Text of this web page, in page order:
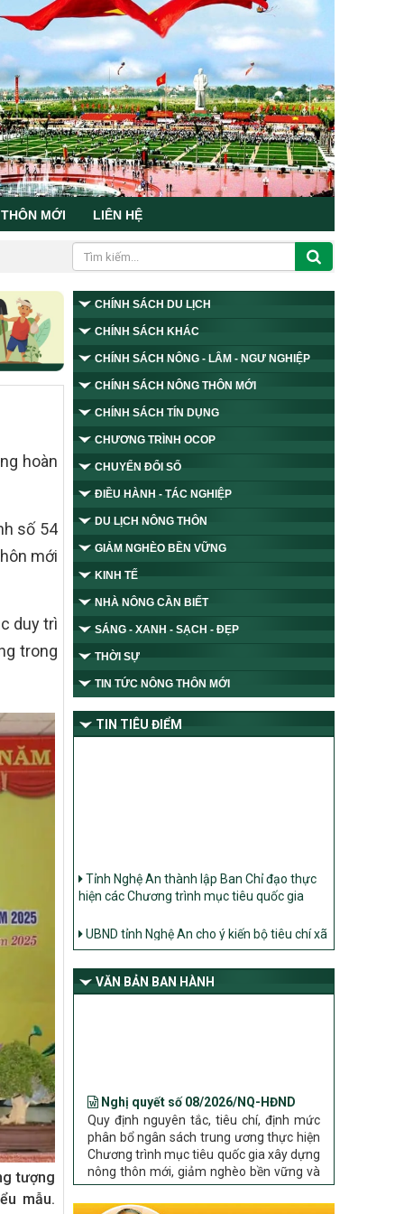
MỚI LIÊN HỆ
hoàn
số 54
mới
duy trì
trong
tượng
mẫu.
CHÍNH SÁCH DU LỊCH
CHÍNH SÁCH KHÁC
CHÍNH SÁCH NÔNG - LÂM - NGƯ NGHIỆP
CHÍNH SÁCH NÔNG THÔN MỚI
CHÍNH SÁCH TÍN DỤNG
CHƯƠNG TRÌNH OCOP
CHUYỂN ĐỔI SỐ
ĐIỀU HÀNH - TÁC NGHIỆP
DU LỊCH NÔNG THÔN
GIẢM NGHÈO BỀN VỮNG
KINH TẾ
NHÀ NÔNG CẦN BIẾT
SÁNG - XANH - SẠCH - ĐẸP
THỜI SỰ
TIN TỨC NÔNG THÔN MỚI
TIN TIÊU ĐIỂM
hiện các Chương trình mục tiêu quốc gia
Nông thôn mới
Chỉ thị về đẩy mạnh thực hiện Chương trình
mục tiêu quốc gia xây dựng nông thôn mới,
tỉnh về tình hình thực hiện các Chương trình
mục tiêu quốc gia trên địa bàn
VĂN BẢN BAN HÀNH
Quy định nguyên tắc, tiêu chí, định mức
phân bổ ngân sách trung ương thực hiện
Chương trình mục tiêu quốc gia xây dựng
nông thôn mới, giảm nghèo bền vững và
phát triển kinh tế – xã hội vùng đồng bào
dân tộc thiểu số và miền núi giai đoạn
2026 – 2030 trên địa bàn tỉnh Nghệ An